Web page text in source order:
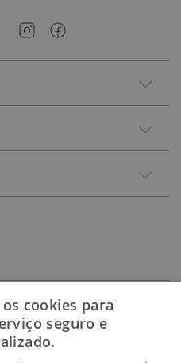
cookies para
seguro e